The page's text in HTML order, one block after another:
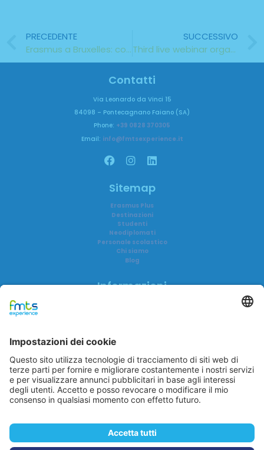
PRECEDENTE
Erasmus a Bruxelles: cosa vedere in Belgio
SUCCESSIVO
Third live webinar organised within the “Overstep” project
Contatti
Via Leonardo da Vinci 15
84098 – Pontecagnano Faiano (SA)
Phone: +39 0828 370305
Email: info@fmtsexperience.it
Sitemap
Erasmus Plus
Destinazioni
Studenti
Neodiplomati
Personale scolastico
Chi siamo
Blog
Informazioni
FMTS Group
FMTS Lavoro
FMTS Formazione
Eduwork
Itaca Education
In Cibum